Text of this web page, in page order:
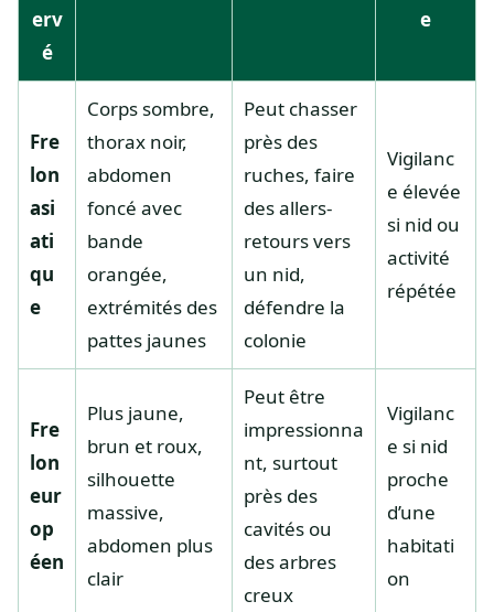
erv
é
e
Fre
lon
asi
ati
qu
e
Corps sombre,
thorax noir,
abdomen
foncé avec
bande
orangée,
extrémités des
pattes jaunes
Peut chasser
près des
ruches, faire
des allers-
retours vers
un nid,
défendre la
colonie
Vigilanc
e élevée
si nid ou
activité
répétée
Fre
lon
eur
op
éen
Plus jaune,
brun et roux,
silhouette
massive,
abdomen plus
clair
Peut être
impressionna
nt, surtout
près des
cavités ou
des arbres
creux
Vigilanc
e si nid
proche
d’une
habitati
on